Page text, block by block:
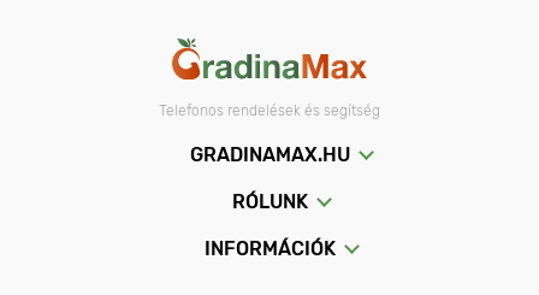
Telefonos rendelések és segítség
GRADINAMAX.HU
RÓLUNK
INFORMÁCIÓK